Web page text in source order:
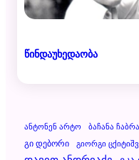
წინდაუხედაობა
Ანტონენ Არტო Ბაჩანა
Გი Დებორი
Გიორგი